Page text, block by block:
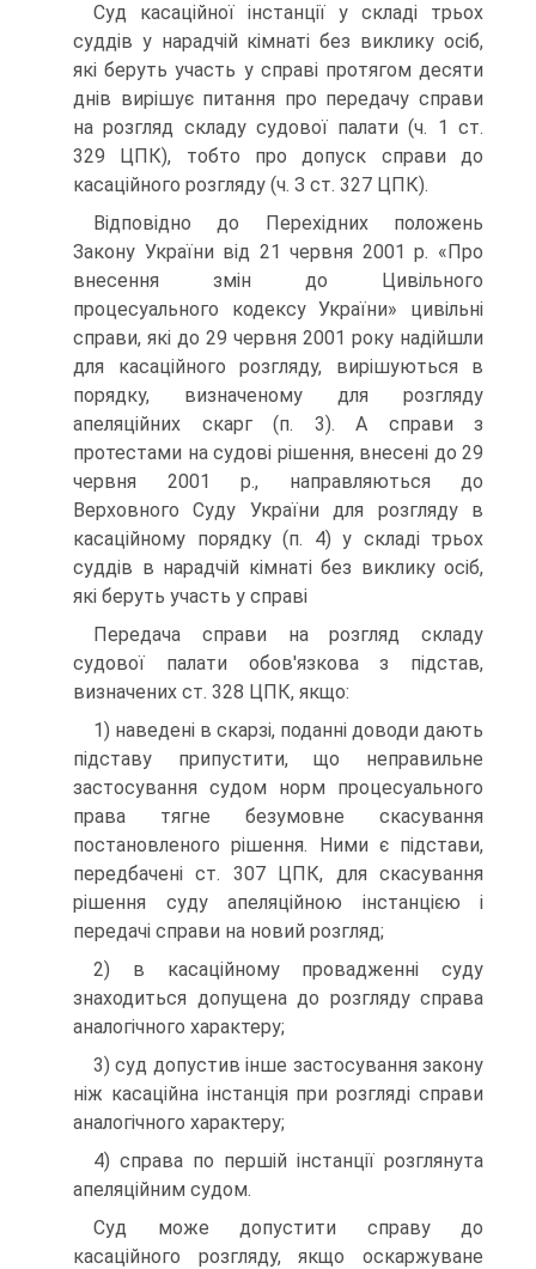
Суд касаційної інстанції у складі трьох
суддів у нарадчій кімнаті без виклику осіб,
які беруть участь у справі протягом десяти
днів вирішує питання про передачу справи
на розгляд складу судової палати (ч. 1 ст.
329 ЦПК), тобто про допуск справи до
касаційного розгляду (ч. З ст. 327 ЦПК).
Відповідно до Перехідних положень
Закону України від 21 червня 2001 р. «Про
внесення змін до Цивільного
процесуального кодексу України» цивільні
справи, які до 29 червня 2001 року надійшли
для касаційного розгляду, вирішуються в
порядку, визначеному для розгляду
апеляційних скарг (п. 3). А справи з
протестами на судові рішення, внесені до 29
червня 2001 p., направляються до
Верховного Суду України для розгляду в
касаційному порядку (п. 4) у складі трьох
суддів в нарадчій кімнаті без виклику осіб,
які беруть участь у справі
Передача справи на розгляд складу
судової палати обов'язкова з підстав,
визначених ст. 328 ЦПК, якщо:
1) наведені в скарзі, поданні доводи дають
підставу припустити, що неправильне
застосування судом норм процесуального
права тягне безумовне скасування
постановленого рішення. Ними є підстави,
передбачені ст. 307 ЦПК, для скасування
рішення суду апеляційною інстанцією і
передачі справи на новий розгляд;
2) в касаційному провадженні суду
знаходиться допущена до розгляду справа
аналогічного характеру;
3) суд допустив інше застосування закону
ніж касаційна інстанція при розгляді справи
аналогічного характеру;
4) справа по першій інстанції розглянута
апеляційним судом.
Суд може допустити справу до
касаційного розгляду, якщо оскаржуване